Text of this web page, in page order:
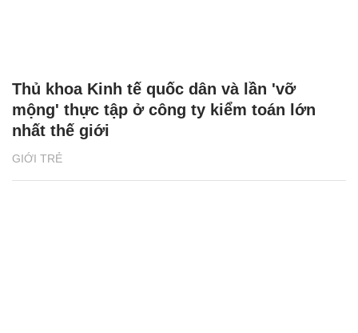
GIỚI TRẺ
Thủ khoa Kinh tế quốc dân và lần 'vỡ
mộng' thực tập ở công ty kiểm toán lớn
nhất thế giới